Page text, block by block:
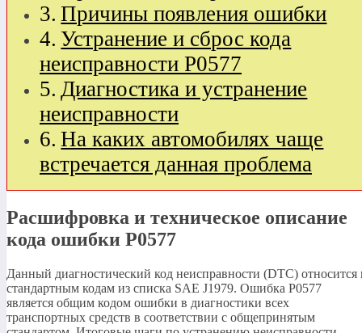
Причины появления ошибки
Устранение и сброс кода
неисправности P0577
Диагностика и устранение
неисправности
На каких автомобилях чаще
встречается данная проблема
Расшифровка и техническое описание
кода ошибки P0577
Данный диагностический код неисправности (DTC) относится
стандартным кодам из списка SAE J1979. Ошибка P0577
является общим кодом ошибки в диагностики всех
транспортных средств в соответствии с общепринятым